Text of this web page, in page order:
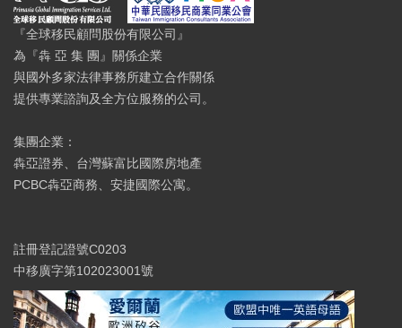
『全球移民顧問股份有限公司』
為『犇 亞 集 團』關係企業
與國外多家法律事務所建立合作關係
提供專業諮詢及全方位服務的公司。
集團企業：
犇亞證券、台灣蘇富比國際房地產
PCBC犇亞商務、安捷國際公寓。
註冊登記證號C0203
中移廣字第102023001號